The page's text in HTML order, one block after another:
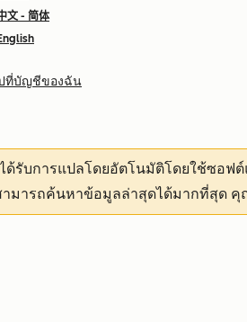
文 - 简体
ที่บัญชีของฉัน
ได้รับการแปลโดยอัตโนมัติโดยใช้ซอฟ
มารถค้นหาข้อมูลล่าสุดได้มากที่สุด คุ